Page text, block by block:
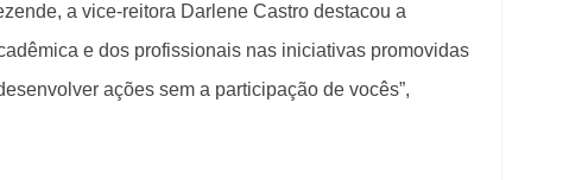
a vice-reitora Darlene Castro destacou a
e dos profissionais nas iniciativas promovidas
ações sem a participação de vocês”,